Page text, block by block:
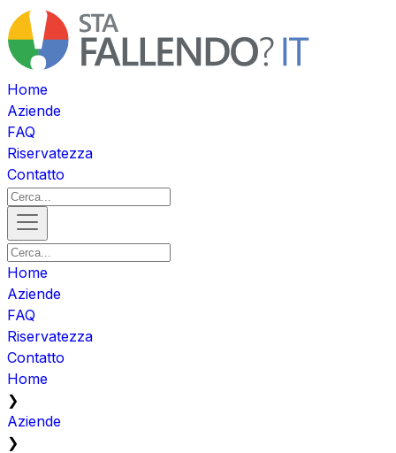
Home
Aziende
FAQ
Riservatezza
Contatto
Home
Aziende
FAQ
Riservatezza
Contatto
Home
❯
Aziende
❯